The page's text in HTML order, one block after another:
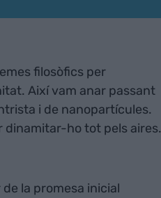
filosòfics per
Així vam anar passant
i de nanopartícules.
dinamitar-ho tot pels aires.
la promesa inicial